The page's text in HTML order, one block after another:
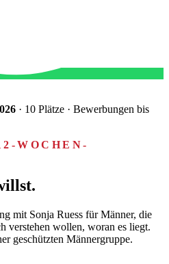
· 10 Plätze · Bewerbungen bis
WOCHEN-
mit Sonja Ruess für Männer, die
wollen, woran es liegt.
geschützten Männergruppe.